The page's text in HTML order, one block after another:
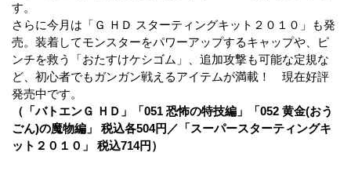
す。
さらに今月は「Ｇ ＨＤ スターティングキット２０１０」も発
売。装着してモンスターをパワーアップするキャップや、ピ
ンチを救う「おたすけケシゴム」、追加攻撃も可能な定規な
ど、初心者でもガンガン戦えるアイテムが満載！ 現在好評
発売中です。
（「バトエンＧ ＨＤ」「051 恐怖の特技編」「052 黄金(おう
ごん)の魔物編」 税込各504円／「スーパースターティングキ
ット２０１０」 税込714円）